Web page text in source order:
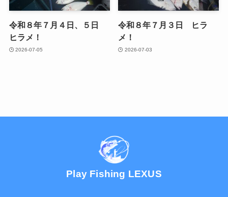
令和８年７月４日、５日
ヒラメ！
2026-07-05
令和８年７月３日 ヒラ
メ！
2026-07-03
Play Fishing LEXUS